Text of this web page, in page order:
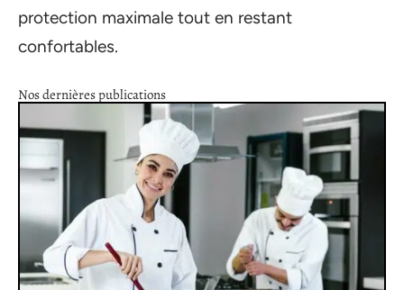
protection maximale tout en restant
confortables.
Nos dernières publications